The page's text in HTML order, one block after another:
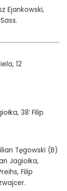
Ejankowski,
12
38′ Filip
Tęgowski (B)
Jagiołka,
Filip